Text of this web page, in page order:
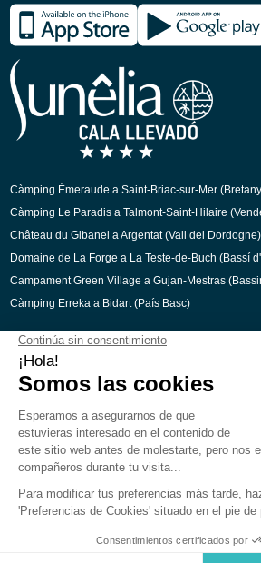
Francès
Anglès
Espanyol
Alemany
Càmping Émeraude a Saint-Briac-sur-Mer
Càmping Le Paradis a Talmont-Saint-Hilaire
Château du Gibanel a Argentat (Vall del Dordogne)
Domaine de La Forge a La Teste-de-Buch (Bassí
Campament Green Village a Gujan-Mestras
Càmping Erreka a Bidart (País Basc)
Pagaments segurs
Mencions legals
Preferències de Cookies
Recrutament
Plànol del lloc